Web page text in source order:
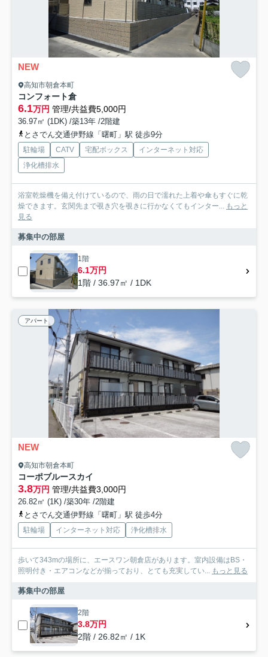
NEW
高知市朝倉本町
コンフォート倉
6.1万円 管理/共益費5,000円
36.97㎡ (1DK) /築13年 /2階建
とさでん交通伊野線「曙町」駅 徒歩9分
駐輪場 CATV 宅配ボックス
インターネット対応
浄化槽排水
浴室乾燥機を備え付けているので、雨の日で濡れた上着や傘もすぐに乾
燥できます。玄関先まで覗き穴を覗きに行かなくてもインター... もっと
見る
募集中の部屋
1階
6.1万円
1階 / 36.97㎡ / 1DK
アパート
NEW
高知市朝倉本町
コーポブルースカイ
3.8万円 管理/共益費3,000円
26.82㎡ (1K) /築30年 /2階建
とさでん交通伊野線「曙町」駅 徒歩4分
駐輪場 インターネット対応 浄化槽排水
歩いて343mの場所に、エースワン朝倉店があります。室内設備はBS・
照明付き・エアコンなどが揃っており、とても充実してい... もっと見る
募集中の部屋
2階
3.8万円
2階 / 26.82㎡ / 1K